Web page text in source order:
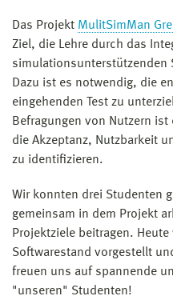
Das Projekt MulitSimMan
Ziel, die Lehre durch das
simulationsunterstützenden
Dazu ist es notwendig, die
eingehenden Test zu
Befragungen von Nutzern
die Akzeptanz, Nutzbarkeit
zu identifizieren.
Wir konnten drei Studenten
gemeinsam in dem Projekt
Projektziele beitragen.
Softwarestand vorgestellt
freuen uns auf spannende
"unseren" Studenten!